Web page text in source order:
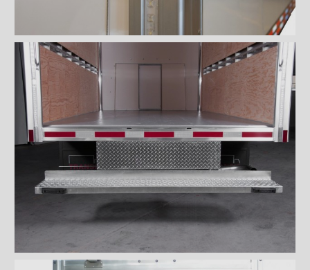
Feux de gabarit D.E.L.
Clignotant de côté D.E.L.
Clignotant encastré D.E.L.
Lumière d’appoint
Lumière tracteur DEL avec
support
Lumière ovale DEL Rouge
Lumière ovale DEL Blanche
Lumière ovale DEL Combo
Bandes protectrices
Profilés d'arrimage